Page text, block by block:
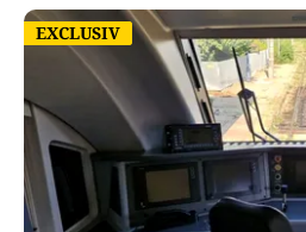
EXCLUSIV
EXCLUSIV